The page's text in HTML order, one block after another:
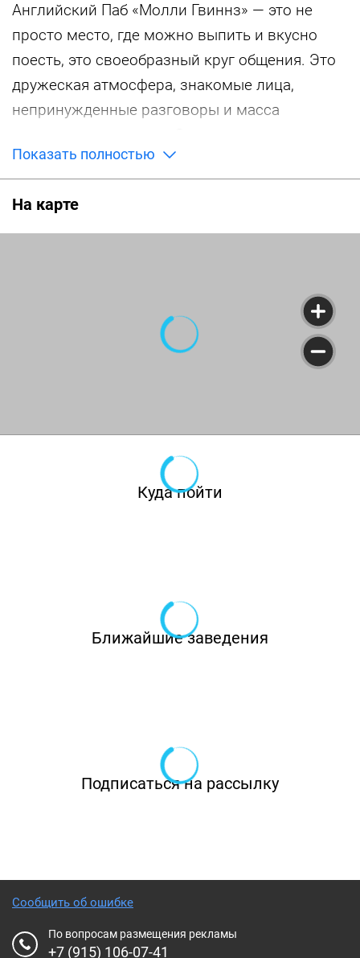
Английский Паб «Молли Гвиннз» — это не
просто место, где можно выпить и вкусно
поесть, это своеобразный круг общения. Это
дружеская атмосфера, знакомые лица,
непринужденные разговоры и масса
особенность пабов «Молли Гвинн’з» —
демократичная атмосфера, как в интерьере
ресторана, так и в обслуживании. Большой
выбор пива и вкусная еда. В Молли Гвиннз
которых День Святого Патрика, Хеллоуин,
Октоберфест, День Святого Валентина и
многие другие. Каждый месяц Вашему
Показать полностью
На карте
Куда пойти
Ближайшие заведения
Подписаться на рассылку
Сообщить об ошибке
По вопросам размещения рекламы
+7 (915) 106-07-41